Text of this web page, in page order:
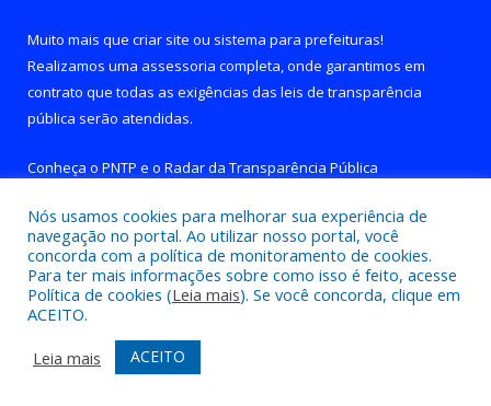
Muito mais que criar site ou sistema para prefeituras!
Realizamos uma assessoria completa, onde garantimos em
contrato que todas as exigências das leis de transparência
pública serão atendidas.
Conheça o PNTP e o Radar da Transparência Pública
Todos os direitos reservados a Prefeitura de Brejo Grande do
Araguaia.
Mapa do Site
Acessar Área Administrativa
Acessar Webmail
Nós usamos cookies para melhorar sua experiência de
navegação no portal. Ao utilizar nosso portal, você
concorda com a política de monitoramento de cookies.
Para ter mais informações sobre como isso é feito, acesse
Política de cookies (Leia mais). Se você concorda, clique em
ACEITO.
Leia mais
ACEITO